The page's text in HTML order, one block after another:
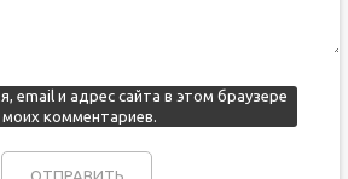
email и адрес сайта в этом браузере
комментариев.